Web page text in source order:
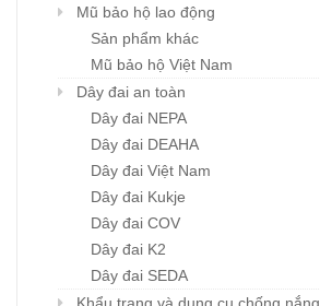
Mũ bảo hộ lao động
Sản phẩm khác
Mũ bảo hộ Việt Nam
Dây đai an toàn
Dây đai NEPA
Dây đai DEAHA
Dây đai Việt Nam
Dây đai Kukje
Dây đai COV
Dây đai K2
Dây đai SEDA